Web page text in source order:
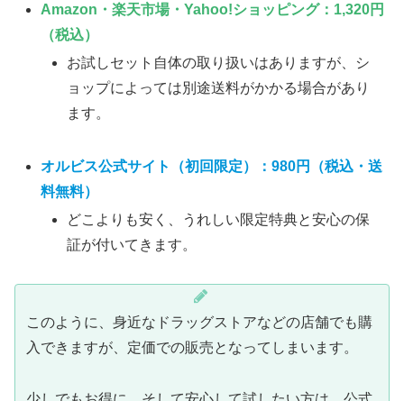
Amazon・楽天市場・Yahoo!ショッピング：1,320円
（税込）
お試しセット自体の取り扱いはありますが、シ
ョップによっては別途送料がかかる場合があり
ます。
オルビス公式サイト（初回限定） ：980円（税込・送
料無料）
どこよりも安く、うれしい限定特典と安心の保
証が付いてきます。
このように、身近なドラッグストアなどの店舗でも購
入できますが、定価での販売となってしまいます。